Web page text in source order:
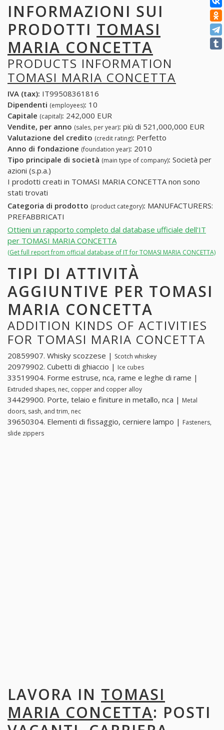
INFORMAZIONI SUI
PRODOTTI TOMASI
MARIA CONCETTA
PRODUCTS INFORMATION
TOMASI MARIA CONCETTA
IVA (tax): IT99508361816
Dipendenti (employees): 10
Capitale (capital): 242,000 EUR
Vendite, per anno (sales, per year): più di 521,000,000 EUR
Valutazione del credito (credit rating): Perfetto
Anno di fondazione (foundation year): 2010
Tipo principale di società (main type of company): Società per
azioni (s.p.a.)
I prodotti creati in TOMASI MARIA CONCETTA non sono
stati trovati
Categoria di prodotto (product category): MANUFACTURERS:
PREFABBRICATI
Ottieni un rapporto completo dal database ufficiale dell'IT
per TOMASI MARIA CONCETTA
(Get full report from official database of IT for TOMASI MARIA CONCETTA)
TIPI DI ATTIVITÀ
AGGIUNTIVE PER TOMASI
MARIA CONCETTA
ADDITION KINDS OF ACTIVITIES
FOR TOMASI MARIA CONCETTA
20859907. Whisky scozzese | Scotch whiskey
20979902. Cubetti di ghiaccio | Ice cubes
33519904. Forme estruse, nca, rame e leghe di rame |
Extruded shapes, nec, copper and copper alloy
34429900. Porte, telaio e finiture in metallo, nca | Metal
doors, sash, and trim, nec
39650304. Elementi di fissaggio, cerniere lampo | Fasteners,
slide zippers
LAVORA IN TOMASI
MARIA CONCETTA: POSTI